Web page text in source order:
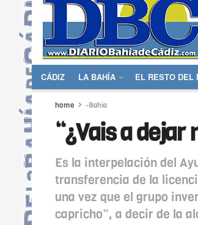
CÁDIZ LA BAHÍA EL RESTO DEL
home -Bahía
“¿Vais a dejar
Es la interpelación del
transferencia de la
una vez que el grupo
capricho”, a decir de la